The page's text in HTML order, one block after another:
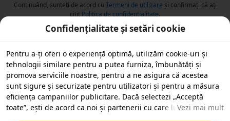
Continuând, sunteți de acord cu Termeni de utilizare și confirmați că ați
citit Politica de confidențialitate.
Confidențialitate și setări cookie
Pentru a-ți oferi o experiență optimă, utilizăm cookie-uri și
tehnologii similare pentru a putea furniza, îmbunătăți și
promova serviciile noastre, pentru a ne asigura că acestea
sunt sigure și securizate pentru utilizatori și pentru a măsura
eficiența campaniilor publicitare. Dacă selectezi „Acceptă
toate”, ești de acord ca noi și partenerii cu care lucrăm să
Vezi mai mult